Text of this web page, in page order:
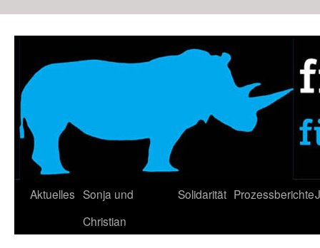
Aktuelles Sonja und
Christian
Solidarität Prozessberichte